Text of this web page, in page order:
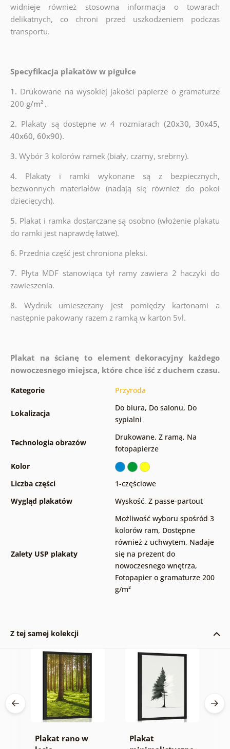
widnieje również stosowna informacja o towarach
delikatnych, co chroni przed uszkodzeniem podczas
transportu.
Specyfikacja plakatów w pigułce
1. Drukowane na wysokiej jakości papierze o gramaturze
200 g/m² .
2. Plakaty są dostępne w 4 rozmiarach (20x30, 30x45,
40x60, 60x90).
3. Wybór 3 kolorów ramek (biały, czarny, srebrny).
4. Plakaty i ramki wykonane są z bezpiecznych,
bezwonnych materiałów (nadają się również do pokoi
dziecięcych).
5. Plakat i ramka dostarczane są osobno (włożenie plakatu
do ramki jest naprawdę łatwe).
6. Przednia część jest chroniona pleksi.
7. Płyta MDF stanowiąca tył ramy zawiera 2 haczyki do
zawieszenia.
8. Wydruk umieszczany jest pomiędzy kartonami a
następnie pakowany razem z ramką w karton 5vl.
Plakat na ścianę to element dekoracyjny każdego
nowoczesnego miejsca, które chce iść z duchem czasu.
Kategorie Przyroda
Lokalizacja
Do biura, Do salonu, Do
sypialni
Technologia obrazów
Drukowane, Z ramą, Na
fotopapierze
Kolor
Liczba części
1-częściowe
Wygląd plakatów
Wyskość, Z passe-partout
Zalety USP plakaty
Możliwość wyboru spośród 3
kolorów ram, Dostępne
również z uchwytem, Nadaje
się na prezent do
nowoczesnego wnętrza,
Fotopapier o gramaturze 200
g/m²
Z tej samej kolekcji
Plakat rano w
Plakat